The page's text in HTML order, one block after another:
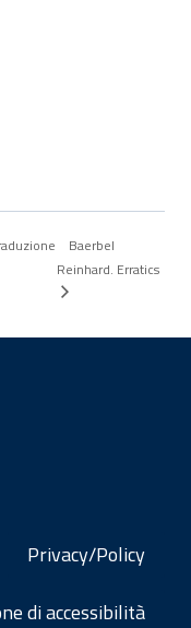
Baerbel
Reinhard. Erratics
Privacy/Policy
di accessibilità